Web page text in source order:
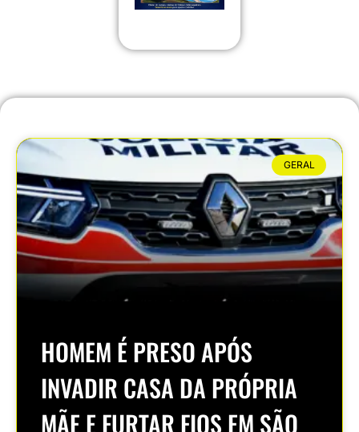
GERAL
HOMEM É PRESO APÓS
INVADIR CASA DA PRÓPRIA
MÃE E FURTAR FIOS EM SÃO